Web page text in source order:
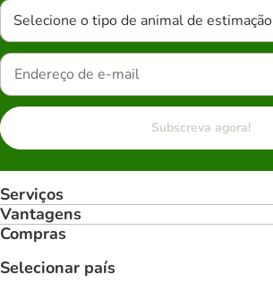
Selecione o tipo de animal de estimação
Subscreva agora!
Serviços
Vantagens
Compras
Selecionar país